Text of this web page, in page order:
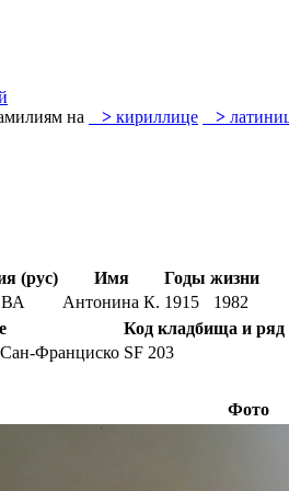
на
> кириллице >
(рус) Имя
Годы жизни
Антонина К. 1915
1982
Код кладбища и ряд
Франциско SF 203
Фото